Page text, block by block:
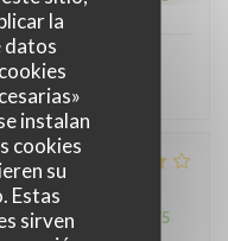
la
datos
instalan
cookies
su
Estas
sirven
/5 Calidad / Precio /5